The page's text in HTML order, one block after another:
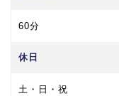
60分
休日
土・日・祝